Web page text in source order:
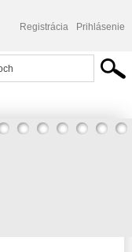
Registrácia Prihlásenie